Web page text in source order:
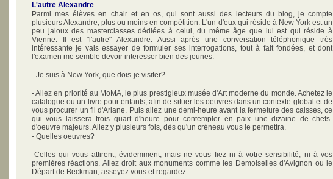
L'autre Alexandre
Parmi mes élèves en chair et en os, qui sont aussi des lecteurs du blog, je compte
plusieurs Alexandre, plus ou moins en compétition. L'un d'eux qui réside à New York est un
peu jaloux des masterclasses dédiées à celui, du même âge que lui est qui réside à
Vienne. Il est "l'autre" Alexandre. Aussi après une conversation téléphonique très
intéressante je vais essayer de formuler ses interrogations, tout à fait fondées, et dont
l'examen me semble devoir interesser bien des jeunes.
- Je suis à New York, que dois-je visiter?
- Allez en priorité au MoMA, le plus prestigieux musée d'Art moderne du monde. Achetez le
catalogue ou un livre pour enfants, afin de situer les oeuvres dans un contexte global et de
vous procurer un fil d'Ariane. Puis allez une demi-heure avant la fermeture des caisses, ce
qui vous laissera trois quart d'heure pour contempler en paix une dizaine de chefs-
d'oeuvre majeurs. Allez y plusieurs fois, dès qu'un créneau vous le permettra.
- Quelles oeuvres?
-Celles qui vous attirent, évidemment, mais ne vous fiez ni à votre sensibilité, ni à vos
premières réactions. Allez droit aux monuments comme les Demoiselles d'Avignon ou le
Départ de Beckman, asseyez vous et regardez.